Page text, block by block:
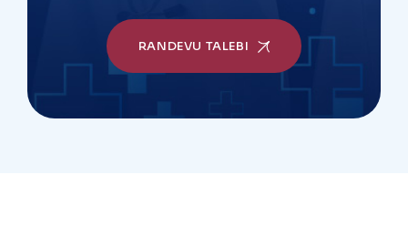
RANDEVU TALEBI